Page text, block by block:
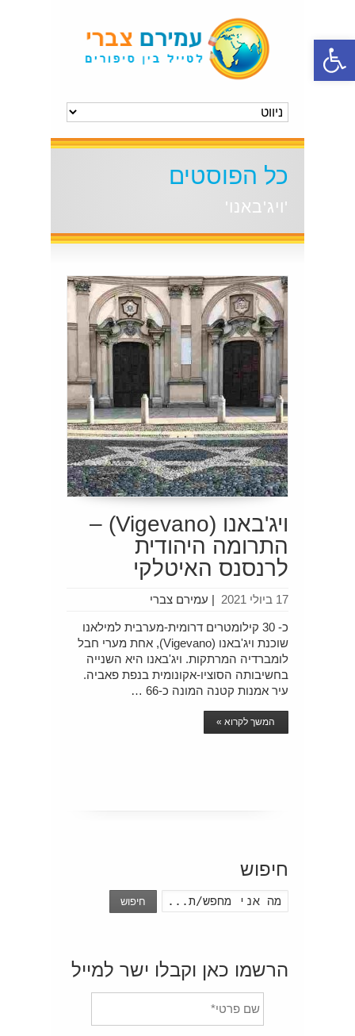
פתח סרגל נגישות
כל הפוסטים
'ויג'באנו'
ויג'באנו (Vigevano) –
התרומה היהודית
לרנסנס האיטלקי
עמירם צברי | 17 ביולי 2021
כ- 30 קילומטרים דרומית-מערבית למילאנו
שוכנת ויג'באנו (Vigevano), אחת מערי חבל
לומברדיה המרתקות. ויג'באנו היא השנייה
בחשיבותה הסוציו-אקונומית בנפת פאביה.
עיר אמנות קטנה המונה כ-66 …
המשך לקרוא »
חיפוש
חיפוש
הרשמו כאן וקבלו ישר למייל